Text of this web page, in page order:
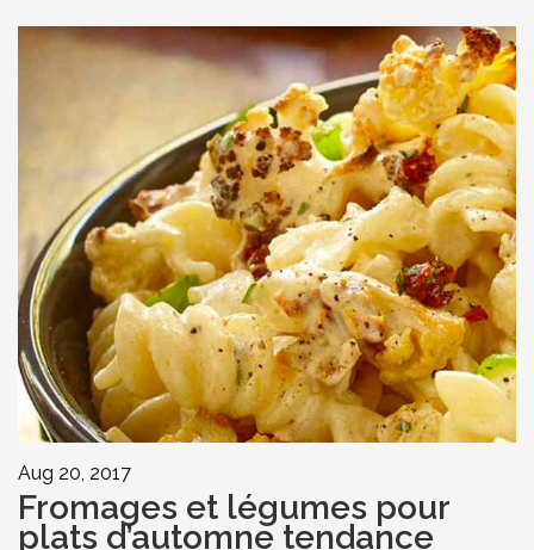
Aug 20, 2017
Fromages et légumes pour
plats d’automne tendance